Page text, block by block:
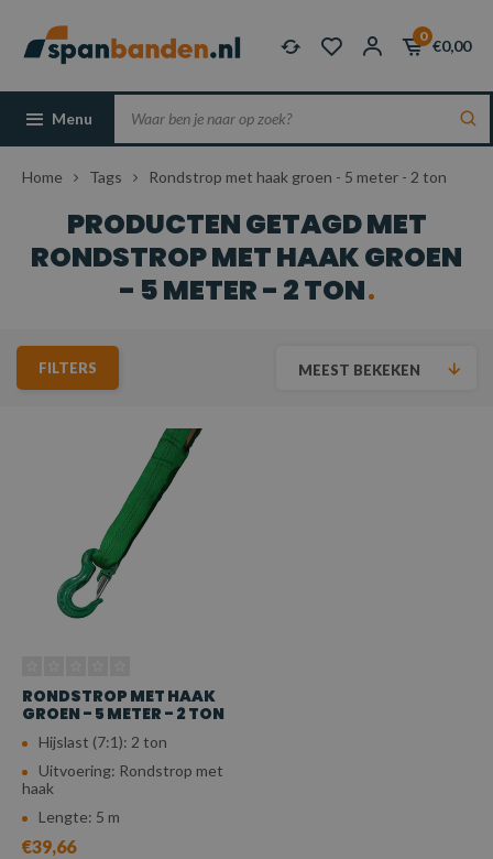
0
€0,00
Menu
Home Tags Rondstrop met haak groen - 5 meter - 2 ton
PRODUCTEN GETAGD MET
RONDSTROP MET HAAK GROEN
- 5 METER - 2 TON
FILTERS MEEST BEKEKEN
RONDSTROP MET HAAK
GROEN - 5 METER - 2 TON
Hijslast (7:1): 2 ton
Uitvoering: Rondstrop met
haak
Lengte: 5 m
€39,66